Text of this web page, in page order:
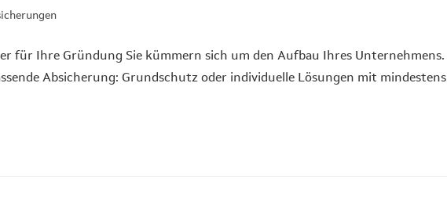
für Ihre Gründung Sie kümmern sich um den Aufbau Ihres Unternehmens.
Absicherung: Grundschutz oder individuelle Lösungen mit mindestens